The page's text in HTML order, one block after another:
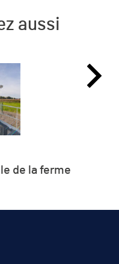
aussi
c’est le